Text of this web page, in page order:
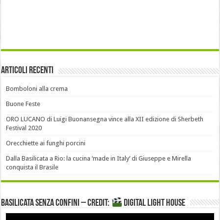
Articoli recenti
Bomboloni alla crema
Buone Feste
ORO LUCANO di Luigi Buonansegna vince alla XII edizione di Sherbeth
Festival 2020
Orecchiette ai funghi porcini
Dalla Basilicata a Rio: la cucina ‘made in Italy’ di Giuseppe e Mirella
conquista il Brasile
Basilicata senza confini – Credit: DIGITAL LIGHT HOUSE